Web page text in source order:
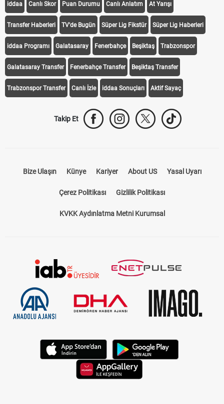
iddaa Canlı Skor Puan Durumu Canlı Anlatım At Yarışı
Transfer Haberleri TV'de Bugün Süper Lig Fikstür Süper Lig Haberleri
iddaa Programı Galatasaray Fenerbahçe Beşiktaş Trabzonspor
Galatasaray Transfer Fenerbahçe Transfer Beşiktaş Transfer
Trabzonspor Transfer Canlı İzle iddaa Sonuçları Aktif Sayaç
Takip Et
Bize Ulaşın Künye Kariyer About US Yasal Uyarı
Çerez Politikası Gizlilik Politikası
KVKK Aydınlatma Metni Kurumsal